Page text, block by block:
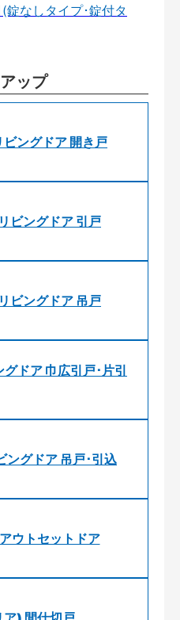
錠なしタイプ･錠付タ
ップ
ングドア 開き戸
ビングドア 引戸
ビングドア 吊戸
ドア 巾広引戸･片引
グドア 吊戸･引込
ウトセットドア